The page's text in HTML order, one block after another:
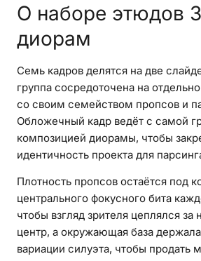
О наборе этюдов
диорам
Семь кадров делятся на две
группа сосредоточена на
со своим семейством пропсов и
Обложечный кадр ведёт с самой
композицией диорамы, чтобы
идентичность проекта для
Плотность пропсов остаётся под
центрального фокусного бита
чтобы взгляд зрителя цеплялся за
центр, а окружающая база
вариации силуэта, чтобы продать